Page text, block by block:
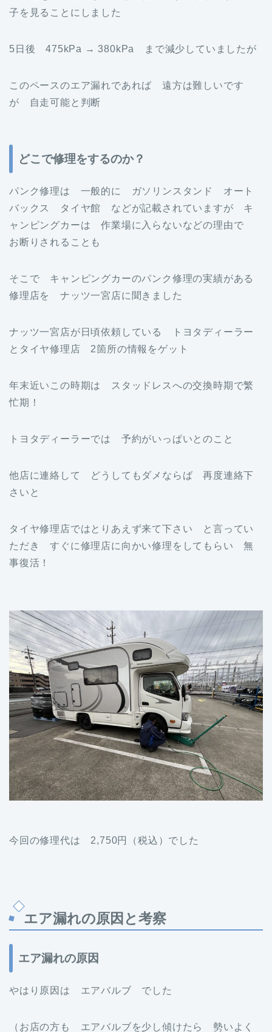
子を見ることにしました
5日後 475kPa → 380kPa まで減少していましたが
このペースのエア漏れであれば 遠方は難しいです
が 自走可能と判断
どこで修理をするのか？
パンク修理は 一般的に ガソリンスタンド オート
バックス タイヤ館 などが記載されていますが キ
ャンピングカーは 作業場に入らないなどの理由で
お断りされることも
そこで キャンピングカーのパンク修理の実績がある
修理店を ナッツ一宮店に聞きました
ナッツ一宮店が日頃依頼している トヨタディーラー
とタイヤ修理店 2箇所の情報をゲット
年末近いこの時期は スタッドレスへの交換時期で繁
忙期！
トヨタディーラーでは 予約がいっぱいとのこと
他店に連絡して どうしてもダメならば 再度連絡下
さいと
タイヤ修理店ではとりあえず来て下さい と言ってい
ただき すぐに修理店に向かい修理をしてもらい 無
事復活！
今回の修理代は 2,750円（税込）でした
エア漏れの原因と考察
エア漏れの原因
やはり原因は エアバルブ でした
（お店の方も エアバルブを少し傾けたら 勢いよく